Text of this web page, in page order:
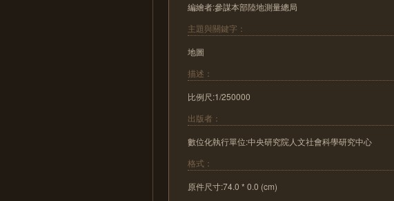
編繪者:參謀本部陸地測量總局
主題與關鍵字：
地圖
描述：
比例尺:1/250000
出版者：
數位化執行單位:中央研究院人文社會科學研究中心
格式：
原件尺寸:74.0 * 0.0 (cm)